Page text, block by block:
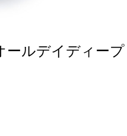
ールデイディープ